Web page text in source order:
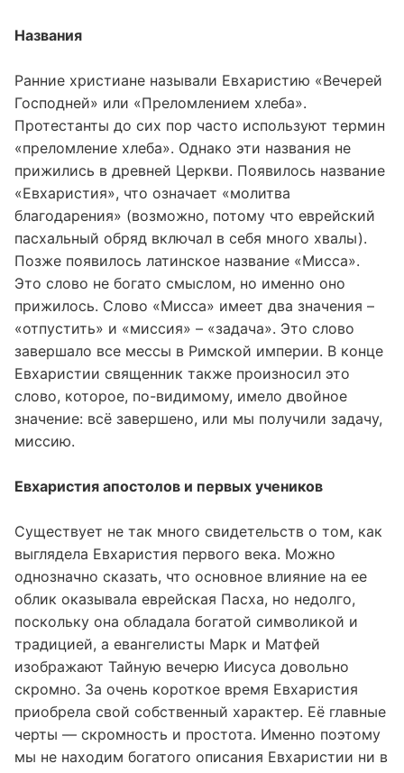
Названия
Ранние христиане называли Евхаристию «Вечерей
Господней» или «Преломлением хлеба».
Протестанты до сих пор часто используют термин
«преломление хлеба». Однако эти названия не
прижились в древней Церкви. Появилось название
«Евхаристия», что означает «молитва
благодарения» (возможно, потому что еврейский
пасхальный обряд включал в себя много хвалы).
Позже появилось латинское название «Мисса».
Это слово не богато смыслом, но именно оно
прижилось. Слово «Мисса» имеет два значения –
«отпустить» и «миссия» – «задача». Это слово
завершало все мессы в Римской империи. В конце
Евхаристии священник также произносил это
слово, которое, по-видимому, имело двойное
значение: всё завершено, или мы получили задачу,
миссию.
Евхаристия апостолов и первых учеников
Существует не так много свидетельств о том, как
выглядела Евхаристия первого века. Можно
однозначно сказать, что основное влияние на ее
облик оказывала еврейская Пасха, но недолго,
поскольку она обладала богатой символикой и
традицией, а евангелисты Марк и Матфей
изображают Тайную вечерю Иисуса довольно
скромно. За очень короткое время Евхаристия
приобрела свой собственный характер. Её главные
черты — скромность и простота. Именно поэтому
мы не находим богатого описания Евхаристии ни в